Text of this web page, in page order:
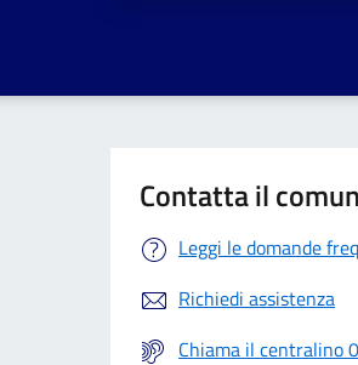
Contatta il
Leggi le domande
Richiedi assistenza
Chiama il centralino